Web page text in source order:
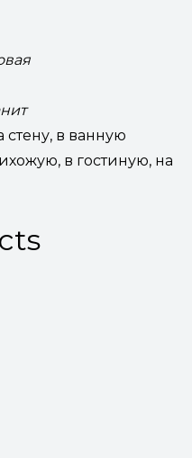
стену, в ванную
в гостиную, на